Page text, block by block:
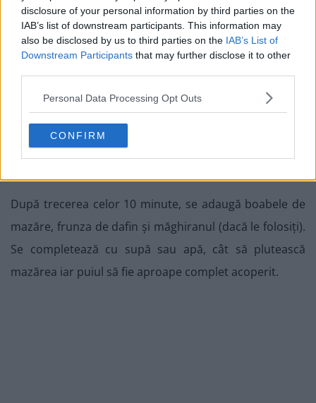
disclosure of your personal information by third parties on the
IAB’s list of downstream participants. This information may
also be disclosed by us to third parties on the IAB’s List of
Downstream Participants that may further disclose it to other
Personal Data Processing Opt Outs
CONFIRM
După trecerea celor 10 minute, se adaugă boabele de
mazăre, frunza de dafin și măghiranul (dacă le folosiți).
Se completează cu supă sau apă, cât să plutească
mazărea iar puiul să fie aproape complet acoperit.